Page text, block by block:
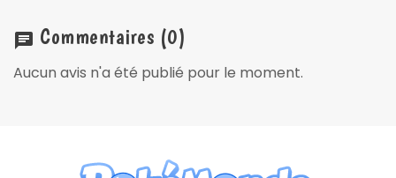
chat Commentaires (0)
Aucun avis n'a été publié pour le moment.